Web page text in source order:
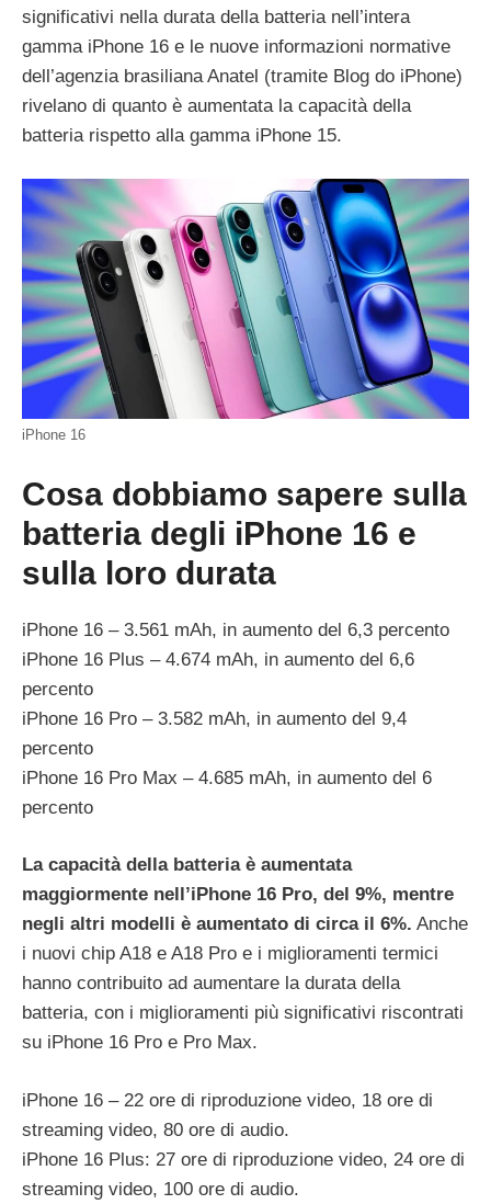
significativi nella durata della batteria nell’intera
gamma iPhone 16 e le nuove informazioni normative
dell’agenzia brasiliana Anatel (tramite Blog do iPhone)
rivelano di quanto è aumentata la capacità della
batteria rispetto alla gamma iPhone 15.
iPhone 16
Cosa dobbiamo sapere sulla
batteria degli iPhone 16 e
sulla loro durata
iPhone 16 – 3.561 mAh, in aumento del 6,3 percento
iPhone 16 Plus – 4.674 mAh, in aumento del 6,6
percento
iPhone 16 Pro – 3.582 mAh, in aumento del 9,4
percento
iPhone 16 Pro Max – 4.685 mAh, in aumento del 6
percento
La capacità della batteria è aumentata
maggiormente nell’iPhone 16 Pro, del 9%, mentre
negli altri modelli è aumentato di circa il 6%. Anche
i nuovi chip A18 e A18 Pro e i miglioramenti termici
hanno contribuito ad aumentare la durata della
batteria, con i miglioramenti più significativi riscontrati
su ‌iPhone 16 Pro‌ e Pro Max.
iPhone 16 – 22 ore di riproduzione video, 18 ore di
streaming video, 80 ore di audio.
iPhone 16 Plus: 27 ore di riproduzione video, 24 ore di
streaming video, 100 ore di audio.